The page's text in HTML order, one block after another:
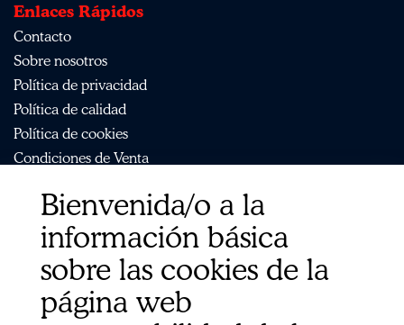
Enlaces Rápidos
Contacto
Sobre nosotros
Política de privacidad
Política de calidad
Política de cookies
Condiciones de Venta
Mapa del sitio
Organismos
Ambiente (MAPA)
Sanitarios (AEMPS)
Bienvenida/o a la
información básica
sobre las cookies de la
página web